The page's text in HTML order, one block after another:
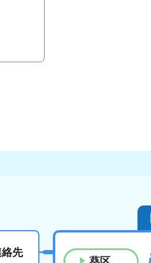
先